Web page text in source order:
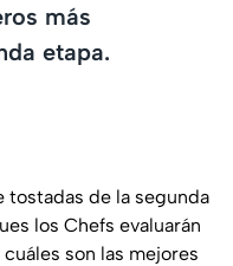
más
etapa.
tostadas de la segunda
los Chefs evaluarán
son las mejores